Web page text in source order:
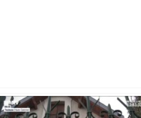
Top 14: comment Perpignan a une